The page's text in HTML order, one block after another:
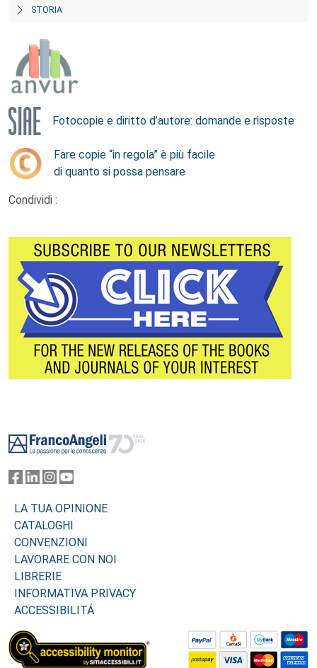
STORIA
Fotocopie e diritto d’autore: domande e risposte
Fare copie “in regola” è più facile
di quanto si possa pensare
Condividi :
LA TUA OPINIONE
CATALOGHI
CONVENZIONI
LAVORARE CON NOI
LIBRERIE
INFORMATIVA PRIVACY
ACCESSIBILITÁ